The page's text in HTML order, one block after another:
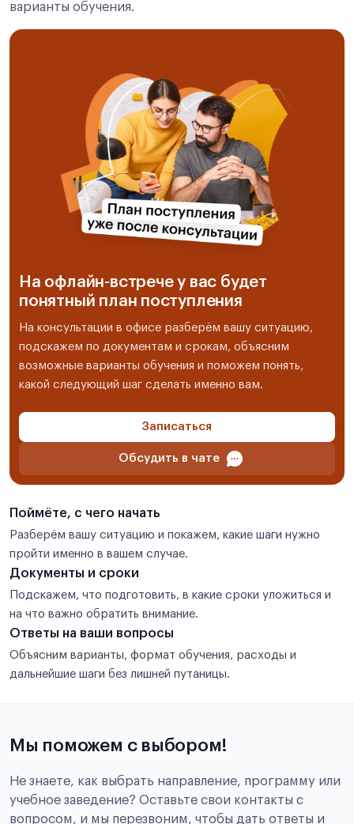
варианты обучения.
На офлайн-встрече у вас будет
понятный план поступления
На консультации в офисе разберём вашу ситуацию,
подскажем по документам и срокам, объясним
возможные варианты обучения и поможем понять,
какой следующий шаг сделать именно вам.
Записаться
Обсудить в чате
Поймёте, с чего начать
Разберём вашу ситуацию и покажем, какие шаги нужно
пройти именно в вашем случае.
Документы и сроки
Подскажем, что подготовить, в какие сроки уложиться и
на что важно обратить внимание.
Ответы на ваши вопросы
Объясним варианты, формат обучения, расходы и
дальнейшие шаги без лишней путаницы.
Мы поможем с выбором!
Не знаете, как выбрать направление, программу или
учебное заведение? Оставьте свои контакты с
вопросом, и мы перезвоним, чтобы дать ответы и